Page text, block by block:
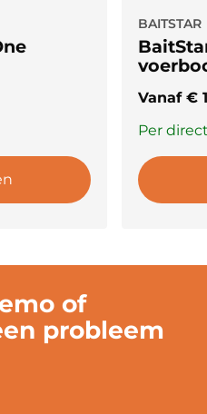
BAITSTAR
Vanaf €
Per
of
probleem